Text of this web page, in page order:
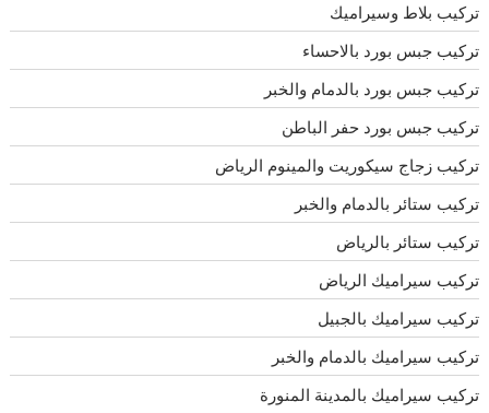
تركيب بلاط وسيراميك
تركيب جبس بورد بالاحساء
تركيب جبس بورد بالدمام والخبر
تركيب جبس بورد حفر الباطن
تركيب زجاج سيكوريت والمينوم الرياض
تركيب ستائر بالدمام والخبر
تركيب ستائر بالرياض
تركيب سيراميك الرياض
تركيب سيراميك بالجبيل
تركيب سيراميك بالدمام والخبر
تركيب سيراميك بالمدينة المنورة